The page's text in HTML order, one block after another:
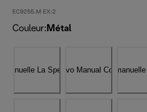
EC9255.M EX:2
Couleur: Métal